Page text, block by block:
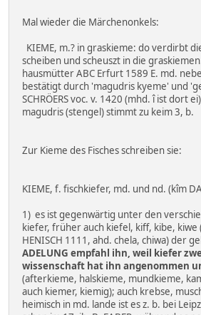
Mal wieder die Märchenonkels:
KIEME, m.? in graskieme: do verdirbt
scheiben und scheuszt in die
hausmütter ABC Erfurt 1589 E. md.
bestätigt durch 'magudris kyeme' und
SCHRÖERS voc. v. 1420 (mhd. î ist dort
magudris (stengel) stimmt zu keim 3, b.
Zur Kieme des Fisches schreiben sie:
KIEME, f. fischkiefer, md. und nd. (kîm
1) es ist gegenwärtig unter den
kiefer, früher auch kiefel, kiff, kibe, kiwe
HENISCH 1111, ahd. chela, chiwa) der
ADELUNG empfahl ihn, weil kiefer
wissenschaft hat ihn angenommen
(afterkieme, halskieme, mundkieme,
auch kiemer, kiemig); auch krebse,
heimisch in md. lande ist es z. b. bei